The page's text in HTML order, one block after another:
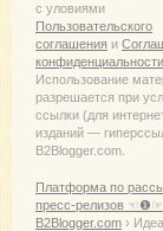
с уловиями
Пользовательского
соглашения и
конфиденциальности
Использование
разрешается при
ссылки (для
изданий —
B2Blogger.com.
Платформа по
пресс-релизов ☜❶☞
B2Blogger.com ›